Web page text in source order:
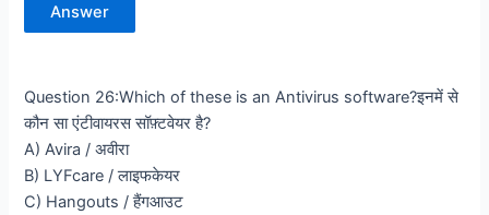
Answer
Question 26:Which of these is an Antivirus software?इनमें से
कौन सा एंटीवायरस सॉफ़्टवेयर है?
A) Avira / अवीरा
B) LYFcare / लाइफकेयर
C) Hangouts / हैंगआउट